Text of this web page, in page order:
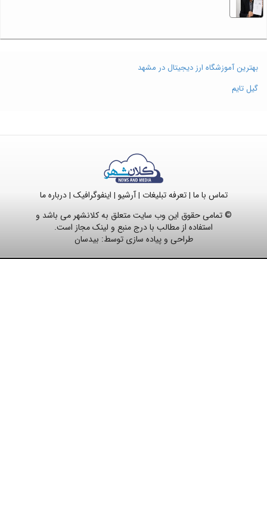
بهترین آموزشگاه ارز دیجیتال در مشهد
گیل تایم
تماس با ما |تعرفه تبلیغات |آرشیو | اینفوگرافیک |درباره ما
© تمامی حقوق این وب سایت متعلق به کلانشهر می باشد و
استفاده از مطالب با درج منبع و لینک مجاز است.
طراحی و پیاده سازی توسط: بیدسان